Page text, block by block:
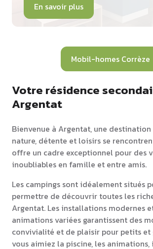
En savoir plus
Mobil-homes Corrèze
Votre résidence
Argentat
Bienvenue à Argentat, une
nature, détente et loisirs se
offre un cadre exceptionnel pour des
inoubliables en famille et entre amis.
Les campings sont idéalement situés
permettre de découvrir toutes les
Argentat. Les installations modernes
animations variées garantissent des
convivialité et de plaisir pour petits et
vous aimiez la piscine, les